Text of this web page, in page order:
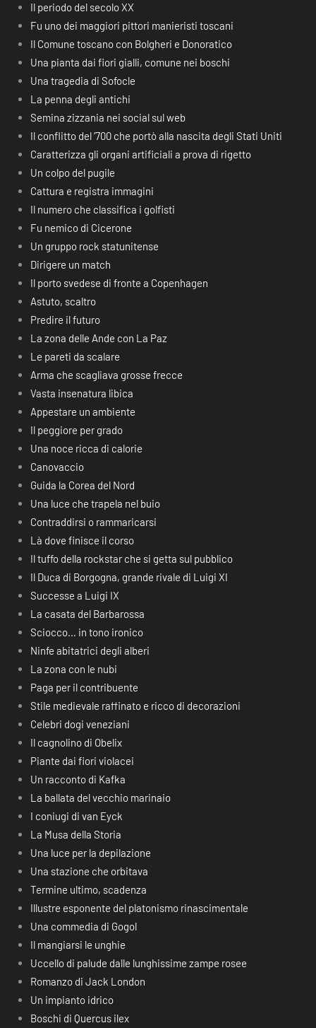
Il periodo del secolo XX
Fu uno dei maggiori pittori manieristi toscani
Il Comune toscano con Bolgheri e Donoratico
Una pianta dai fiori gialli, comune nei boschi
Una tragedia di Sofocle
La penna degli antichi
Semina zizzania nei social sul web
Il conflitto del ‘700 che portò alla nascita degli Stati Uniti
Caratterizza gli organi artificiali a prova di rigetto
Un colpo del pugile
Cattura e registra immagini
Il numero che classifica i golfisti
Fu nemico di Cicerone
Un gruppo rock statunitense
Dirigere un match
Il porto svedese di fronte a Copenhagen
Astuto, scaltro
Predire il futuro
La zona delle Ande con La Paz
Le pareti da scalare
Arma che scagliava grosse frecce
Vasta insenatura libica
Appestare un ambiente
Il peggiore per grado
Una noce ricca di calorie
Canovaccio
Guida la Corea del Nord
Una luce che trapela nel buio
Contraddirsi o rammaricarsi
Là dove finisce il corso
Il tuffo della rockstar che si getta sul pubblico
Il Duca di Borgogna, grande rivale di Luigi XI
Successe a Luigi IX
La casata del Barbarossa
Sciocco… in tono ironico
Ninfe abitatrici degli alberi
La zona con le nubi
Paga per il contribuente
Stile medievale raffinato e ricco di decorazioni
Celebri dogi veneziani
Il cagnolino di Obelix
Piante dai fiori violacei
Un racconto di Kafka
La ballata del vecchio marinaio
I coniugi di van Eyck
La Musa della Storia
Una luce per la depilazione
Una stazione che orbitava
Termine ultimo, scadenza
Illustre esponente del platonismo rinascimentale
Una commedia di Gogol
Il mangiarsi le unghie
Uccello di palude dalle lunghissime zampe rosee
Romanzo di Jack London
Un impianto idrico
Boschi di Quercus ilex